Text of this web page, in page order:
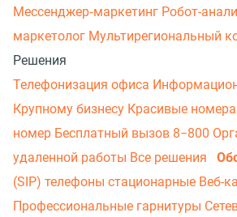
Мессенджер‑маркетинг Робот-
маркетолог Мультирегиональный
Решения
Телефонизация офиса
Крупному бизнесу Красивые номера
номер Бесплатный вызов 8−800
удаленной работы Все решения
(SIP) телефоны стационарные Веб-
Профессиональные гарнитуры